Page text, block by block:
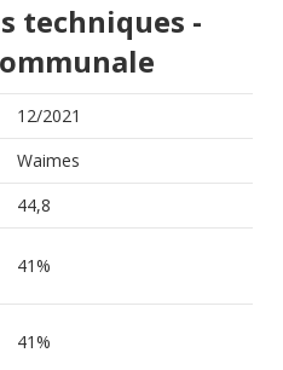
techniques -
12/2021
Waimes
44,8
41%
41%